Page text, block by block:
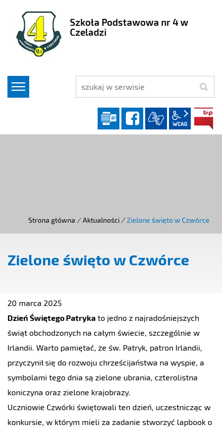
Szkoła Podstawowa nr 4 w
Czeladzi
szukaj
Dziennik elektroniczny
facebook
wcag2.1
Strona główna / Aktualności / Zielone święto w Czwórce
Zielone święto w Czwórce
20 marca 2025
Dzień Świętego Patryka to jedno z najradośniejszych
świąt obchodzonych na całym świecie, szczególnie w
Irlandii. Warto pamiętać, że św. Patryk, patron Irlandii,
przyczynił się do rozwoju chrześcijaństwa na wyspie, a
symbolami tego dnia są zielone ubrania, czterolistna
koniczyna oraz zielone krajobrazy.
Uczniowie Czwórki świętowali ten dzień, uczestnicząc w
konkursie, w którym mieli za zadanie stworzyć lapbook o